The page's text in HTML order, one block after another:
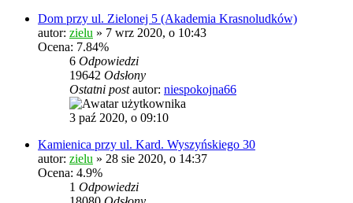
Dom przy ul. Zielonej 5 (Akademia Krasnoludków)
autor: zielu » 7 wrz 2020, o 10:43
Ocena: 7.84%
6 Odpowiedzi
19642 Odsłony
Ostatni postautor: niespokojna66
3 paź 2020, o 09:10
Kamienica przy ul. Kard. Wyszyńskiego 30
autor: zielu » 28 sie 2020, o 14:37
Ocena: 4.9%
1 Odpowiedzi